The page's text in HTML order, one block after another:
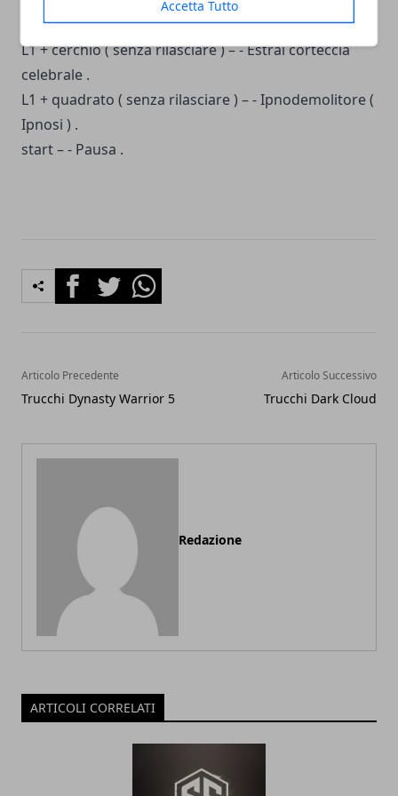
Accetta Tutto
Crypto in modalità PK .
L1 + cerchio ( senza rilasciare ) – - Estrai corteccia
celebrale .
L1 + quadrato ( senza rilasciare ) – - Ipnodemolitore (
Ipnosi ) .
start – - Pausa .
FacebookTwitterWhatsapp
Articolo Precedente
Trucchi Dynasty Warrior 5
Articolo Successivo
Trucchi Dark Cloud
Redazione
ARTICOLI CORRELATI